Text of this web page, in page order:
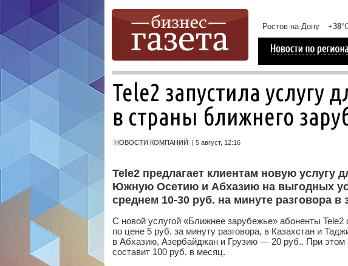
Tele2 запустила услугу
в страны ближнего
НОВОСТИ КОМПАНИЙ | 5 август, 12:16
Tele2 предлагает клиентам новую услугу
Южную Осетию и Абхазию на выгодных
среднем 10-30 руб. на минуте разговора в
С новой услугой «Ближнее зарубежье» абоненты
по цене 5 руб. за минуту разговора, в Казахстан и
в Абхазию, Азербайджан и Грузию — 20 руб.. При этом
составит 100 руб. в месяц.